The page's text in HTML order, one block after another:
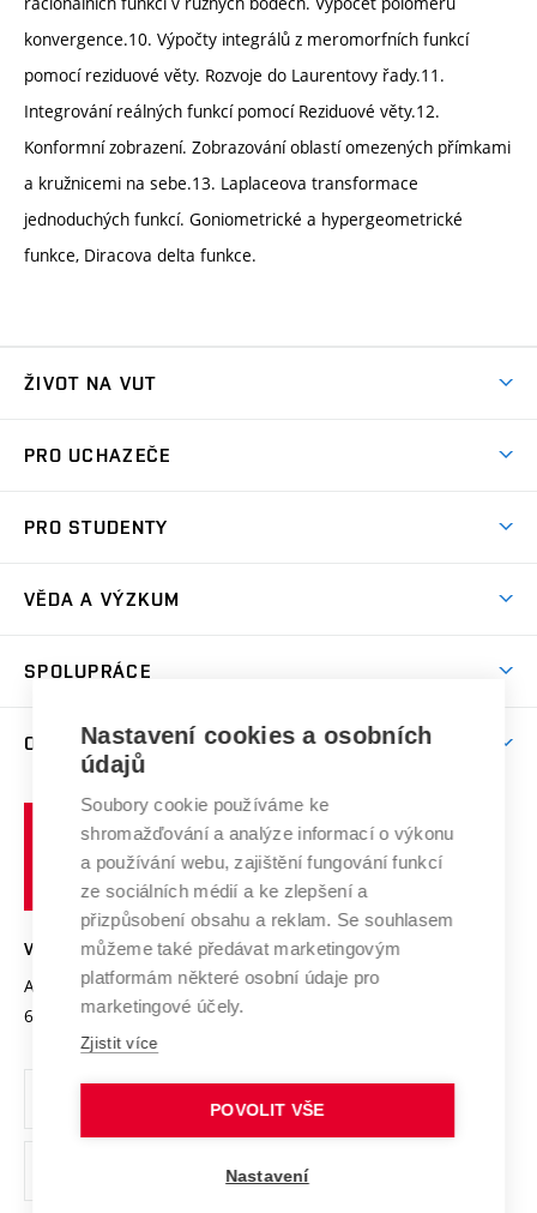
konvergence.10. Výpočty integrálů z meromorfních funkcí
pomocí reziduové věty. Rozvoje do Laurentovy řady.11.
Integrování reálných funkcí pomocí Reziduové věty.12.
Konformní zobrazení. Zobrazování oblastí omezených přímkami
a kružnicemi na sebe.13. Laplaceova transformace
jednoduchých funkcí. Goniometrické a hypergeometrické
funkce, Diracova delta funkce.
ŽIVOT NA VUT
Koleje
Sport na VUT
Brno
PRO UCHAZEČE
Dny otevřených dveří
Celoživotní vzdělávání
E-přihláška
PRO STUDENTY
Harmonogram akademického roku
Závěrečné práce
Doktorské studium
Zpracování osobních údajů studentů
Sociální bezpečí
Studium bez bariér
Podpora podnikání
VĚDA A VÝZKUM
Mezinárodní vědecká rada
Systém zajišťování kvality výzkumu
Výzkumné infrastruktury
Transfer znalostí
Open Science
Projekty
Projekty ze strukturálních fondů
Specifický výzkum
SPOLUPRÁCE
Zahraniční spolupráce
Spolupráce se školami
Služby univerzity
Mezinárodní dohody
Univerzitní sítě
O UNIVERZITĚ
Profil univerzity
Udržitelná univerzita
Podnikavá univerzita / ContriBUTe
Bezpečná univerzita
Vyznamenání
Organizační struktura
Ochrana osobních údajů
odkaz)
učení
technické
VYSOKÉ UČENÍ TECHNICKÉ V BRNĚ
Antonínská 548/1
602 00 Brno
www.vut.cz
vut@vutbr.cz
Nastavení cookies a osobních
údajů
Soubory cookie používáme ke
shromažďování a analýze informací o výkonu
a používání webu, zajištění fungování funkcí
ze sociálních médií a ke zlepšení a
přizpůsobení obsahu a reklam. Se souhlasem
můžeme také předávat marketingovým
platformám některé osobní údaje pro
marketingové účely.
Zjistit více
POVOLIT VŠE
Nastavení